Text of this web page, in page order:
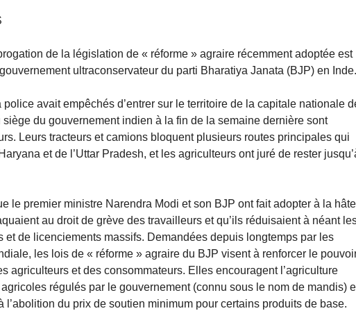
de la législation de « réforme » agraire récemment adoptée est
ultraconservateur du parti Bharatiya Janata (BJP) en Inde.
avait empêchés d’entrer sur le territoire de la capitale nationale
du gouvernement indien à la fin de la semaine dernière sont
Leurs tracteurs et camions bloquent plusieurs routes principales qui
et de l’Uttar Pradesh, et les agriculteurs ont juré de rester
le premier ministre Narendra Modi et son BJP ont fait adopter à la hâte
au droit de grève des travailleurs et qu’ils réduisaient à néant
et de licenciements massifs. Demandées depuis longtemps par les
les lois de « réforme » agraire du BJP visent à renforcer le
agriculteurs et des consommateurs. Elles encouragent l’agriculture
régulés par le gouvernement (connu sous le nom de mandis)
du prix de soutien minimum pour certains produits de base.